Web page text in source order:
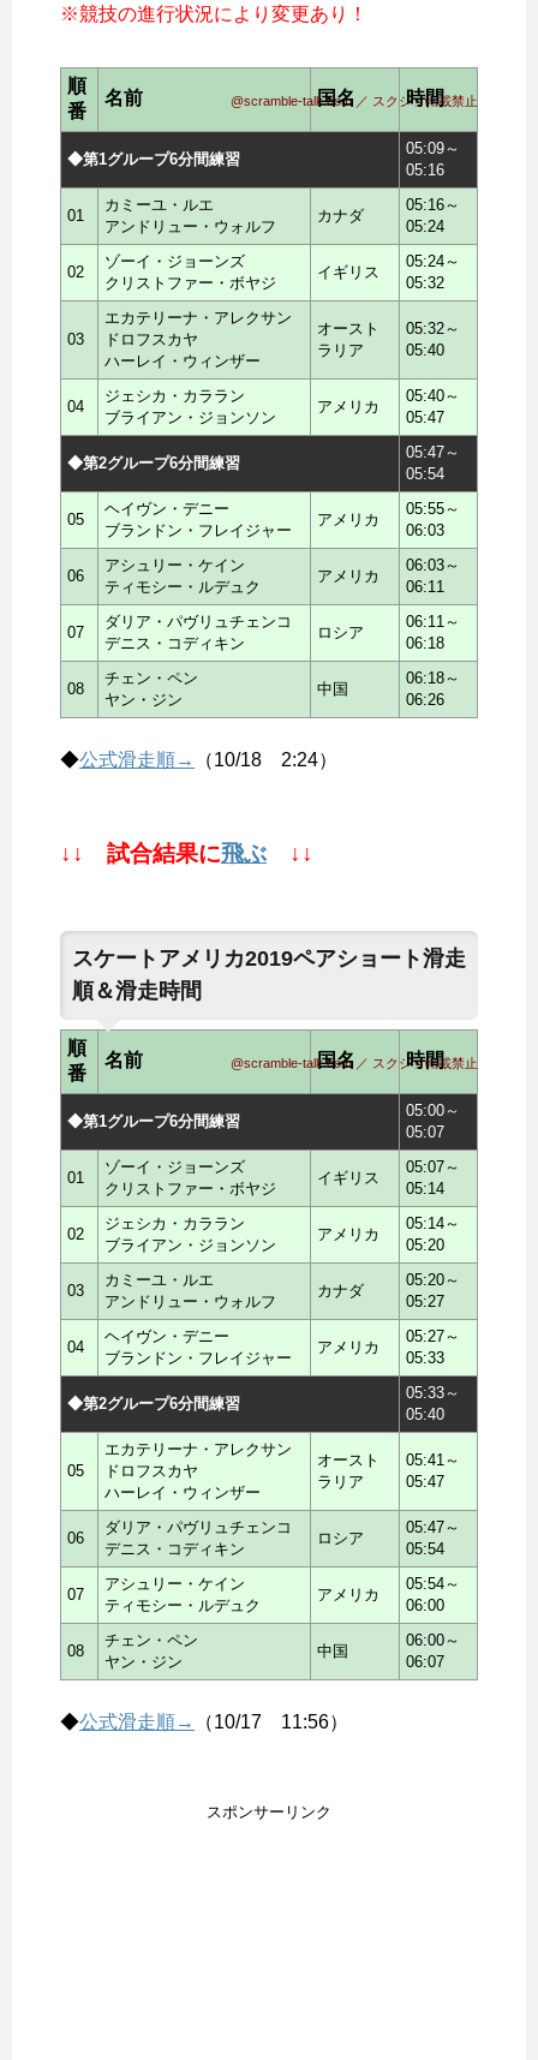
※競技の進行状況により変更あり！
@scramble-talk.com ／ スクショ転載禁止
順
番
名前 国名 時間
◆第1グループ6分間練習
05:09～
05:16
01
カミーユ・ルエ
アンドリュー・ウォルフ
カナダ
05:16～
05:24
02
ゾーイ・ジョーンズ
クリストファー・ボヤジ
イギリス
05:24～
05:32
03
エカテリーナ・アレクサン
ドロフスカヤ
ハーレイ・ウィンザー
オースト
ラリア
05:32～
05:40
04
ジェシカ・カララン
ブライアン・ジョンソン
アメリカ
05:40～
05:47
◆第2グループ6分間練習
05:47～
05:54
05
ヘイヴン・デニー
ブランドン・フレイジャー
アメリカ
05:55～
06:03
06
アシュリー・ケイン
ティモシー・ルデュク
アメリカ
06:03～
06:11
07
ダリア・パヴリュチェンコ
デニス・コディキン
ロシア
06:11～
06:18
08
チェン・ペン
ヤン・ジン
中国
06:18～
06:26
◆公式滑走順→ （10/18 2:24）
↓↓ 試合結果に飛ぶ ↓↓
スケートアメリカ2019ペアショート滑走
順＆滑走時間
@scramble-talk.com ／ スクショ転載禁止
順
番
名前 国名 時間
◆第1グループ6分間練習
05:00～
05:07
01
ゾーイ・ジョーンズ
クリストファー・ボヤジ
イギリス
05:07～
05:14
02
ジェシカ・カララン
ブライアン・ジョンソン
アメリカ
05:14～
05:20
03
カミーユ・ルエ
アンドリュー・ウォルフ
カナダ
05:20～
05:27
04
ヘイヴン・デニー
ブランドン・フレイジャー
アメリカ
05:27～
05:33
◆第2グループ6分間練習
05:33～
05:40
05
エカテリーナ・アレクサン
ドロフスカヤ
ハーレイ・ウィンザー
オースト
ラリア
05:41～
05:47
06
ダリア・パヴリュチェンコ
デニス・コディキン
ロシア
05:47～
05:54
07
アシュリー・ケイン
ティモシー・ルデュク
アメリカ
05:54～
06:00
08
チェン・ペン
ヤン・ジン
中国
06:00～
06:07
◆公式滑走順→ （10/17 11:56）
スポンサーリンク